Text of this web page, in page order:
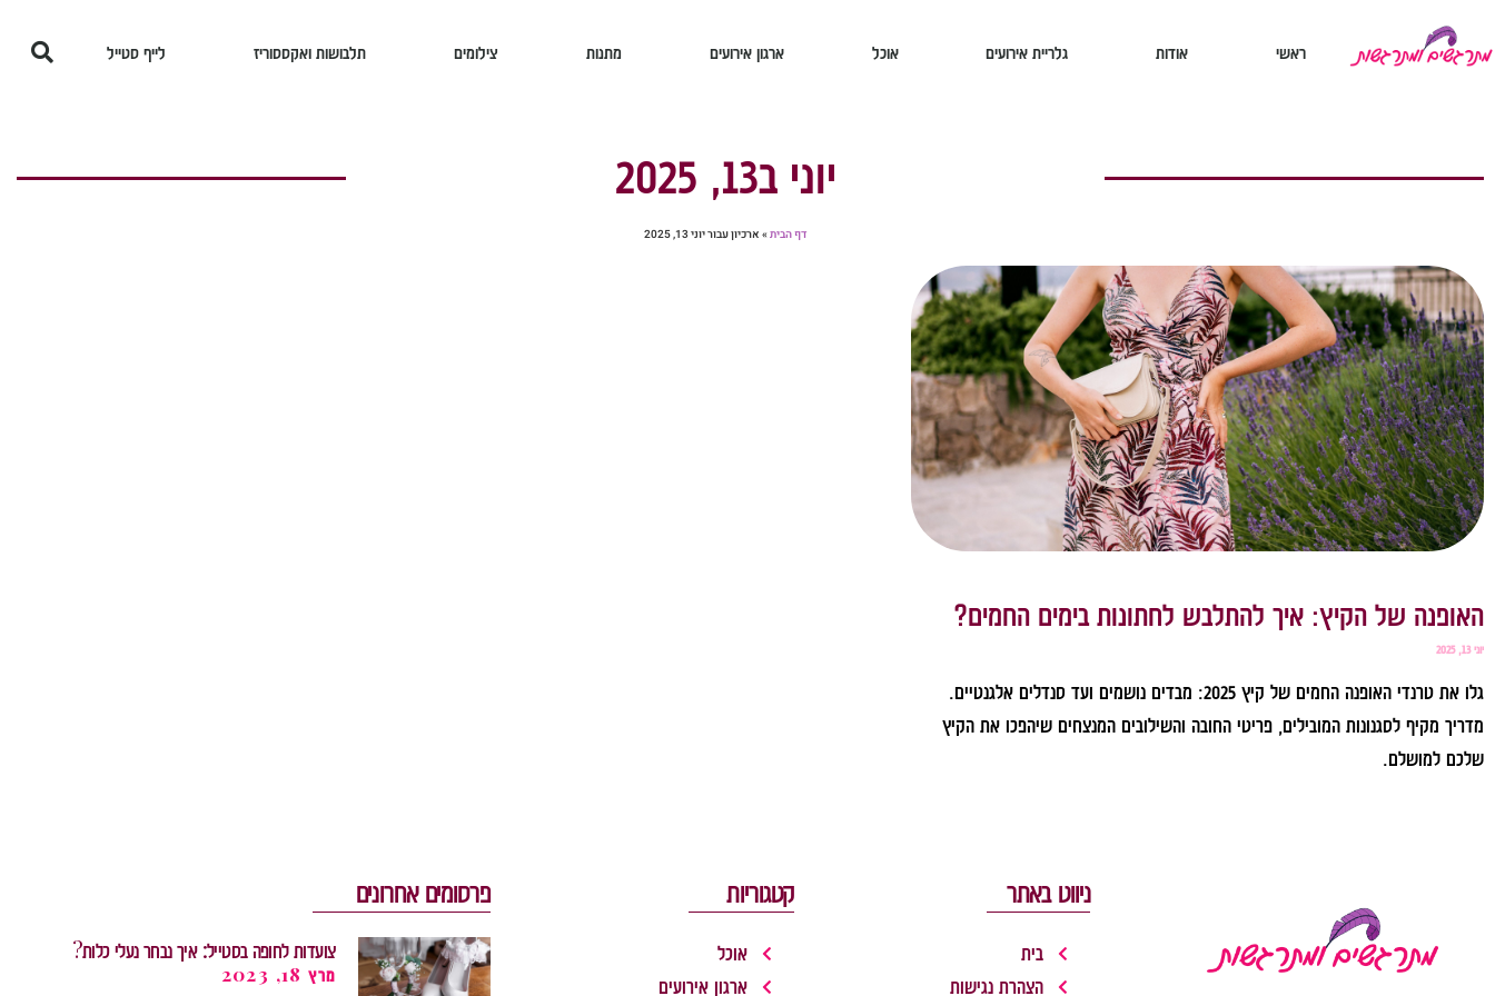
ראשי אודות גלריית אירועים אוכל ארגון אירועים מתנות צילומים תלבושות ואקססוריז לייף סטייל
יוני ב13, 2025
דף הבית» ארכיון עבור יוני 13, 2025
האופנה של הקיץ: איך להתלבש לחתונות בימים החמים?
יוני 13, 2025
גלו את טרנדי האופנה החמים של קיץ 2025: מבדים נושמים ועד סנדלים אלגנטיים.
מדריך מקיף לסגנונות המובילים, פריטי החובה והשילובים המנצחים שיהפכו את הקיץ
שלכם למושלם.
ניווט באתר
בית
הצהרת נגישות
קטגוריות
אוכל
ארגון אירועים
פרסומים אחרונים
צועדות לחופה בסטייל: איך נבחר נעלי כלות?
מרץ 18, 2023